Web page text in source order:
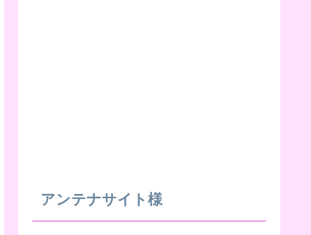
アンテナサイト様